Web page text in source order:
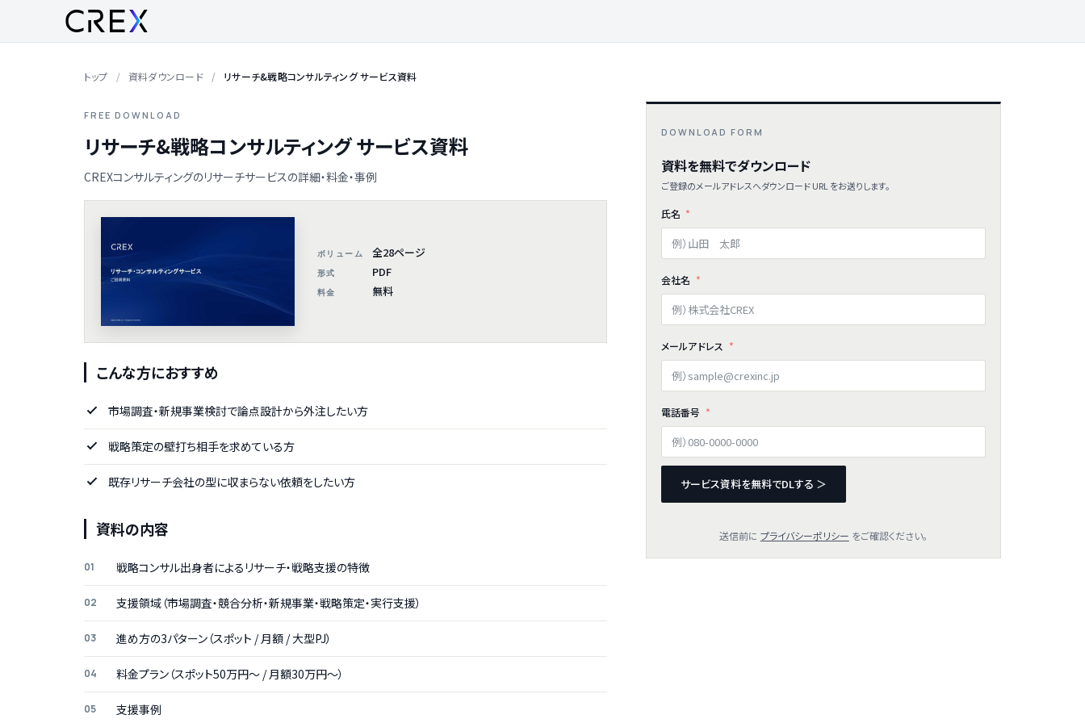
トップ 資料ダウンロード リサーチ&戦略コンサルティング サービス資料
FREE DOWNLOAD
リサーチ&戦略コンサルティング サービス資料
CREXコンサルティングのリサーチサービスの詳細・料金・事例
ボリューム 全28ページ
形式 PDF
料金 無料
DOWNLOAD FORM
資料を無料でダウンロード
ご登録のメールアドレスへダウンロード URL をお送りします。
氏名
会社名
メールアドレス
電話番号
サービス資料を無料でDLする ＞
送信前に プライバシーポリシー をご確認ください。
こんな方におすすめ
市場調査・新規事業検討で論点設計から外注したい方
戦略策定の壁打ち相手を求めている方
既存リサーチ会社の型に収まらない依頼をしたい方
資料の内容
戦略コンサル出身者によるリサーチ・戦略支援の特徴
支援領域（市場調査・競合分析・新規事業・戦略策定・実行支援）
進め方の3パターン（スポット / 月額 / 大型PJ）
料金プラン（スポット50万円〜 / 月額30万円〜）
支援事例